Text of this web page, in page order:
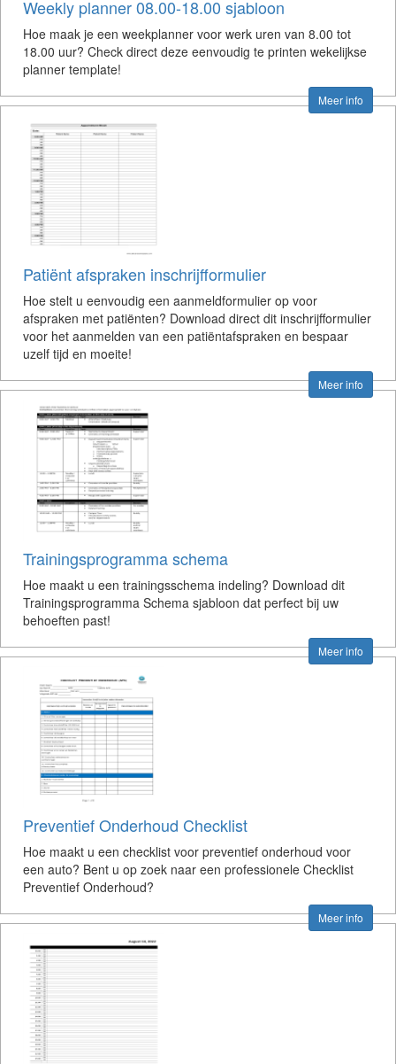
Weekly planner 08.00-18.00 sjabloon
Hoe maak je een weekplanner voor werk uren van 8.00 tot
18.00 uur? Check direct deze eenvoudig te printen wekelijkse
planner template!
Meer info
Patiënt afspraken inschrijfformulier
Hoe stelt u eenvoudig een aanmeldformulier op voor
afspraken met patiënten? Download direct dit inschrijfformulier
voor het aanmelden van een patiëntafspraken en bespaar
uzelf tijd en moeite!
Meer info
Trainingsprogramma schema
Hoe maakt u een trainingsschema indeling? Download dit
Trainingsprogramma Schema sjabloon dat perfect bij uw
behoeften past!
Meer info
Preventief Onderhoud Checklist
Hoe maakt u een checklist voor preventief onderhoud voor
een auto? Bent u op zoek naar een professionele Checklist
Preventief Onderhoud?
Meer info